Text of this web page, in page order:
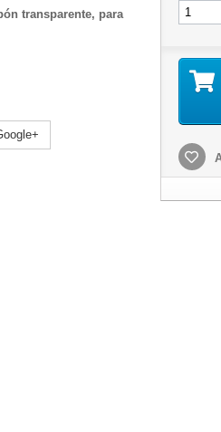
transparente, para